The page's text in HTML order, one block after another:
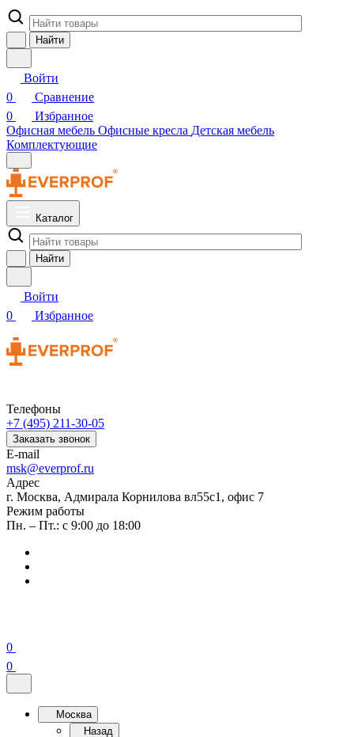
Найти
Войти
0
Сравнение
0
Избранное
Офисная мебель Офисные кресла Детская мебель
Комплектующие
Каталог
Найти
Войти
0
Избранное
Телефоны
+7 (495) 211-30-05
Заказать звонок
E-mail
msk@everprof.ru
Адрес
г. Москва, Адмирала Корнилова вл55с1, офис 7
Режим работы
Пн. – Пт.: с 9:00 до 18:00
0
0
Москва
Назад